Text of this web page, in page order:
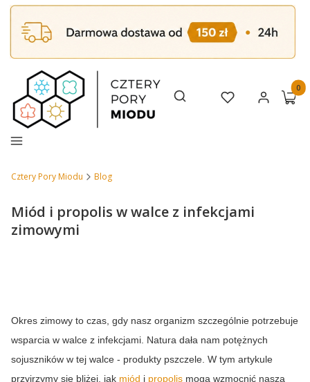
Otwórz wyszukiwarkę
Szukaj Ulubione Zaloguj się
Menu
Cztery Pory Miodu Blog
Miód i propolis w walce z infekcjami
zimowymi
Okres zimowy to czas, gdy nasz organizm szczególnie potrzebuje
wsparcia w walce z infekcjami. Natura dała nam potężnych
sojuszników w tej walce - produkty pszczele. W tym artykule
przyjrzymy się bliżej, jak miód i propolis mogą wzmocnić naszą